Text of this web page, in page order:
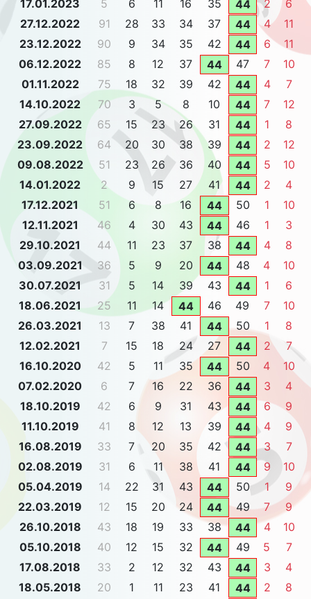
17.01.2023 5 6 11 16 35 44 2
6
27.12.2022
91 28 33 34 37 44 4
11
23.12.2022
90 9 34 35 42 44 6
11
06.12.2022
85 8 12 37 44 47 7
10
01.11.2022
75 18 32 39 42 44 4
7
14.10.2022
70 3 5 8 10 44 7
12
27.09.2022
65 15 23 26 31 44 1
8
23.09.2022
64 20 30 38 39 44 2
12
09.08.2022
51 23 26 36 40 44 5
10
14.01.2022
2 9 15 27 41 44 2
4
17.12.2021
51 6 8 16 44 50 1
10
12.11.2021
46 4 30 43 44 46 1
3
29.10.2021
44 11 23 37 38 44 4
8
03.09.2021
36 5 9 20 44 48 4
10
30.07.2021
31 5 14 39 43 44 1
6
18.06.2021
25 11 14 44 46 49 7
10
26.03.2021
13 7 38 41 44 50 1
8
12.02.2021
7 15 18 24 27 44 2
7
16.10.2020
42 5 11 35 44 50 4
10
07.02.2020
6 7 16 22 36 44 3
4
18.10.2019
42 6 9 31 43 44 6
9
11.10.2019
41 8 12 13 39 44 4
9
16.08.2019
33 7 20 35 42 44 3
7
02.08.2019
31 6 11 38 41 44 9
10
05.04.2019
14 22 31 43 44 50 1
9
22.03.2019
12 15 20 24 44 49 7
9
26.10.2018
43 18 19 33 38 44 4
10
05.10.2018
40 12 15 32 44 49 5
7
17.08.2018
33 2 12 32 43 44 3
4
18.05.2018
20 1 11 23 41 44 2
8